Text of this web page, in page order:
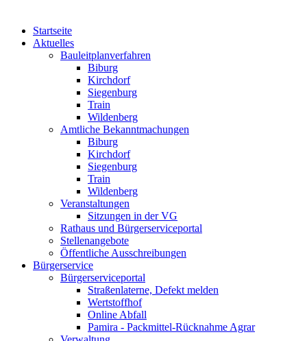
Startseite
Aktuelles
Bauleitplanverfahren
Biburg
Kirchdorf
Siegenburg
Train
Wildenberg
Amtliche Bekanntmachungen
Biburg
Kirchdorf
Siegenburg
Train
Wildenberg
Veranstaltungen
Sitzungen in der VG
Rathaus und Bürgerserviceportal
Stellenangebote
Öffentliche Ausschreibungen
Bürgerservice
Bürgerserviceportal
Straßenlaterne, Defekt melden
Wertstoffhof
Online Abfall
Pamira - Packmittel-Rücknahme Agrar